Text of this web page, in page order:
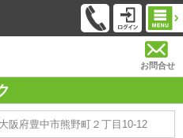
お問合せ
大阪府豊中市熊野町２丁目10-12